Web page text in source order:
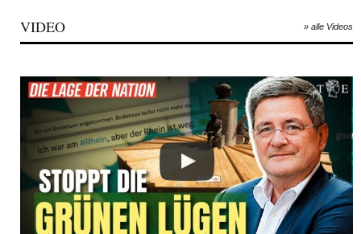
VIDEO » alle Videos